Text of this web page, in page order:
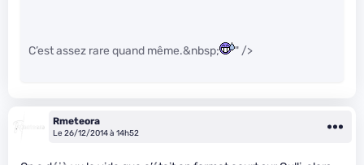
C’est assez rare quand même.&nbsp; " />
Rmeteora
Le 26/12/2014 à 14h52